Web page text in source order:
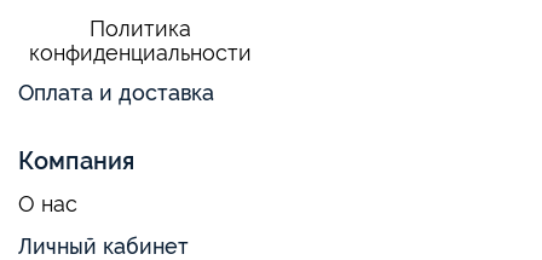
Политика
конфиденциальности
Оплата и доставка
Компания
О нас
Личный кабинет